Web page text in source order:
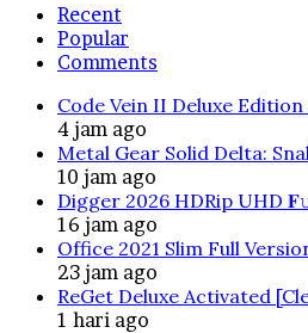
Recent
Popular
Comments
Code Vein II Deluxe
4 jam ago
Metal Gear Solid Delta:
10 jam ago
Digger 2026 HDRip UHD
16 jam ago
Office 2021 Slim Full
23 jam ago
ReGet Deluxe Activated
1 hari ago